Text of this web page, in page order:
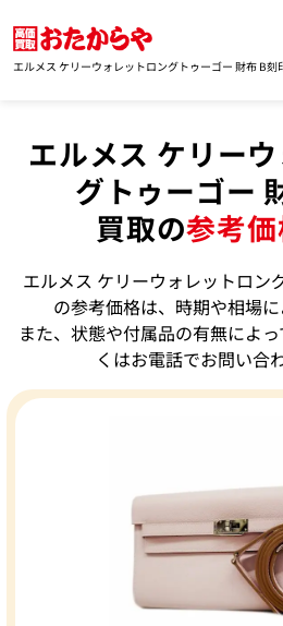
エルメス ケリーウォレットロングトゥーゴー 財布 B刻
エルメス ケリー
グトゥーゴー
買取の参考
エルメス ケリーウォレットロン
の参考価格は、時期や相場に
また、状態や付属品の有無によ
くはお電話でお問い合